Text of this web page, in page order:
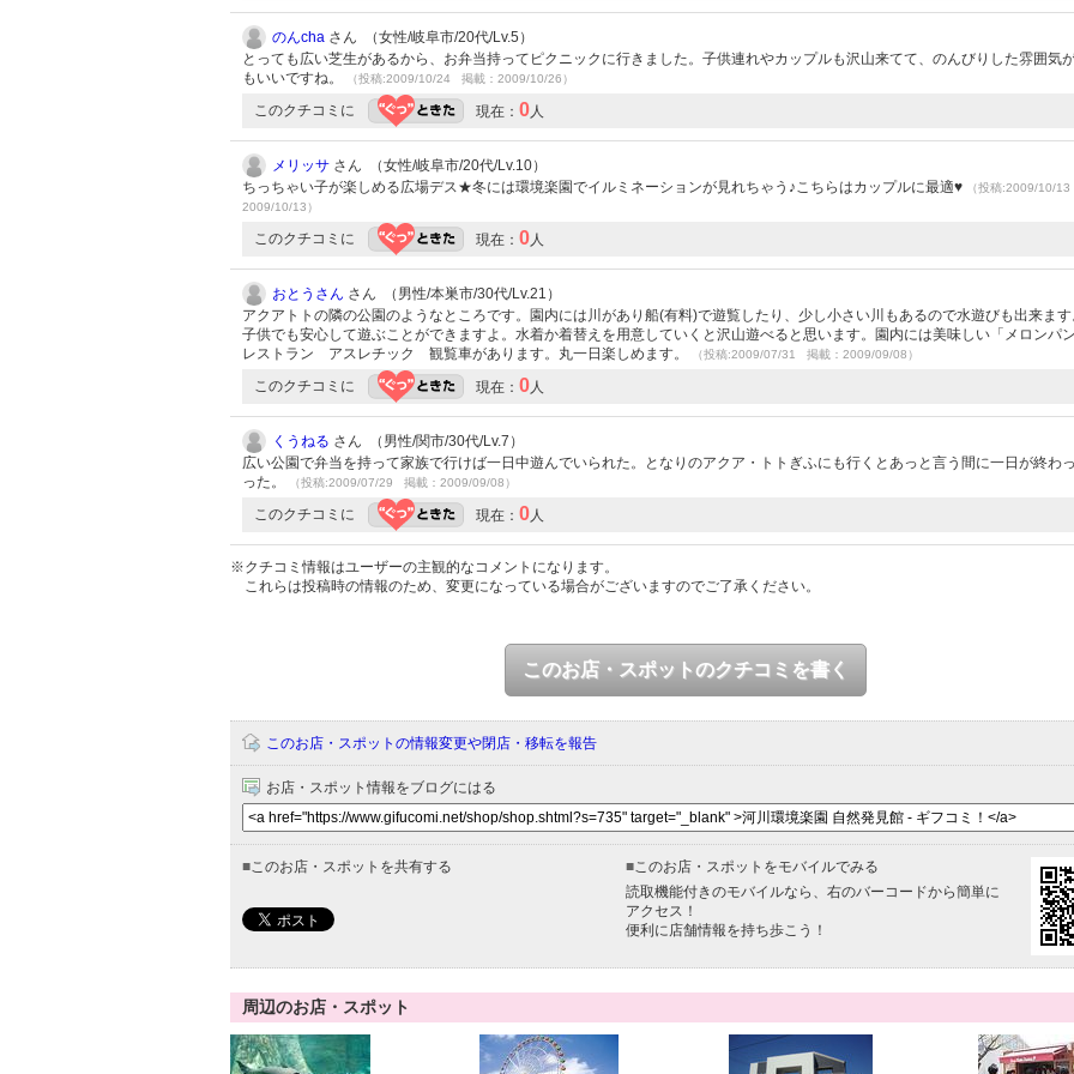
のんcha さん （女性/岐阜市/20代/Lv.5）
とっても広い芝生があるから、お弁当持ってピクニックに行きました。子供連れやカップルも沢山来てて、のんびりした雰囲気
もいいですね。
（投稿:2009/10/24 掲載：2009/10/26）
このクチコミに 現在： 0人
メリッサ さん （女性/岐阜市/20代/Lv.10）
ちっちゃい子が楽しめる広場デス★冬には環境楽園でイルミネーションが見れちゃう♪こちらはカップルに最適♥
（投稿:2009/10/
2009/10/13）
このクチコミに 現在： 0人
おとうさん さん （男性/本巣市/30代/Lv.21）
アクアトトの隣の公園のようなところです。園内には川があり船(有料)で遊覧したり、少し小さい川もあるので水遊びも出来ま
子供でも安心して遊ぶことができますよ。水着か着替えを用意していくと沢山遊べると思います。園内には美味しい「メロンパ
レストラン アスレチック 観覧車があります。丸一日楽しめます。
（投稿:2009/07/31 掲載：2009/09/08）
このクチコミに 現在： 0人
くうねる さん （男性/関市/30代/Lv.7）
広い公園で弁当を持って家族で行けば一日中遊んでいられた。となりのアクア・トトぎふにも行くとあっと言う間に一日が終わ
った。
（投稿:2009/07/29 掲載：2009/09/08）
このクチコミに 現在： 0人
※クチコミ情報はユーザーの主観的なコメントになります。
これらは投稿時の情報のため、変更になっている場合がございますのでご了承ください。
このお店・スポットのクチコミを書く
このお店・スポットの情報変更や閉店・移転を報告
お店・スポット情報をブログにはる
■このお店・スポットを共有する ■このお店・スポットをモバイルでみる
読取機能付きのモバイルなら、右のバーコードから簡単に
アクセス！
便利に店舗情報を持ち歩こう！
周辺のお店・スポット